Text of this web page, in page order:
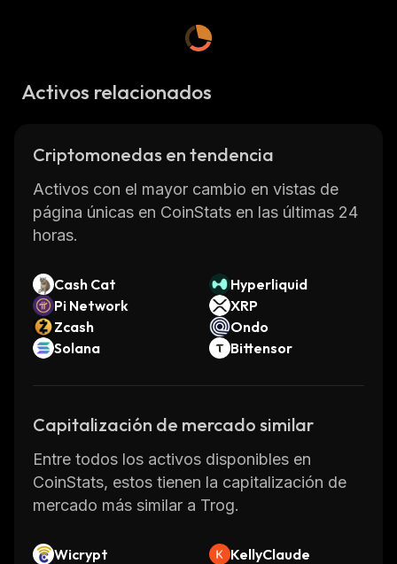
Activos relacionados
Criptomonedas en tendencia
Activos con el mayor cambio en vistas de
página únicas en CoinStats en las últimas 24
horas.
Cash Cat
Hyperliquid
Pi Network
XRP
Zcash
Ondo
Solana
Bittensor
Capitalización de mercado similar
Entre todos los activos disponibles en
CoinStats, estos tienen la capitalización de
mercado más similar a Trog.
Wicrypt
KellyClaude